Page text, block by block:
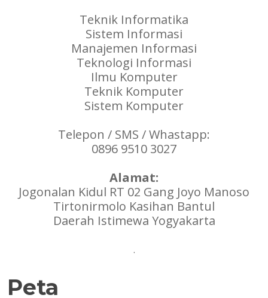
Teknik Informatika
Sistem Informasi
Manajemen Informasi
Teknologi Informasi
Ilmu Komputer
Teknik Komputer
Sistem Komputer
Telepon / SMS / Whastapp:
0896 9510 3027
Alamat:
Jogonalan Kidul RT 02 Gang Joyo Manoso
Tirtonirmolo Kasihan Bantul
Daerah Istimewa Yogyakarta
.
Peta